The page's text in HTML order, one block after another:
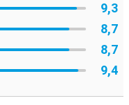
9,3
8,7
8,7
9,4